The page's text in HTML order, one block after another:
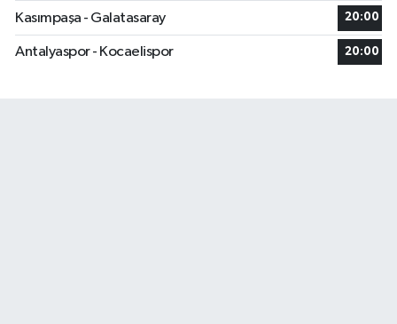
Kasımpaşa - Galatasaray 20:00
Antalyaspor - Kocaelispor 20:00